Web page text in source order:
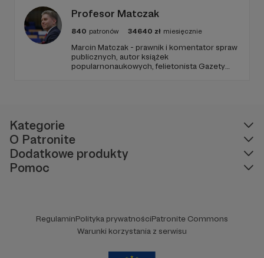
Profesor Matczak
840 patronów 34640 zł miesięcznie
Marcin Matczak - prawnik i komentator spraw
publicznych, autor książek
popularnonaukowych, felietonista Gazety
Kategorie
O Patronite
Dodatkowe produkty
Pomoc
RegulaminPolityka prywatnościPatronite Commons
Warunki korzystania z serwisu